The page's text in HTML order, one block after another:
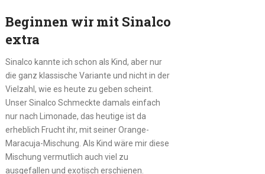
Beginnen wir mit Sinalco
extra
Sinalco kannte ich schon als Kind, aber nur
die ganz klassische Variante und nicht in der
Vielzahl, wie es heute zu geben scheint.
Unser Sinalco Schmeckte damals einfach
nur nach Limonade, das heutige ist da
erheblich Frucht ihr, mit seiner Orange-
Maracuja-Mischung. Als Kind wäre mir diese
Mischung vermutlich auch viel zu
ausgefallen und exotisch erschienen.